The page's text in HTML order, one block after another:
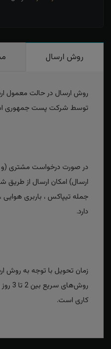
روش ارسال
روش ارسال در حالت معمول
توسط شرکت پست جمهوری
در صورت درخواست مشتری (و
ارسال) امکان ارسال از
جمله تیپاکس ، باربری هوایی
دارد.
زمان تحویل با توجه به روش
کاری است.